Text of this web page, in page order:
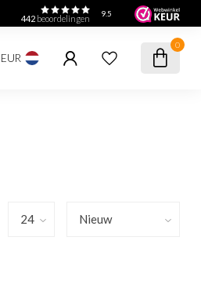
442beoordelingen
9.5
EUR
0